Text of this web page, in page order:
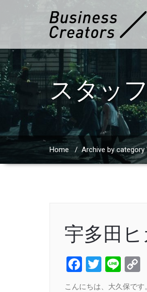
スタッ
Home / Archive by
宇多田
Facebook
Twitter
Line
こんにちは、大久保です。